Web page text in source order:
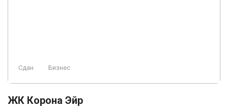
Сдан Бизнес
ЖК Корона Эйр